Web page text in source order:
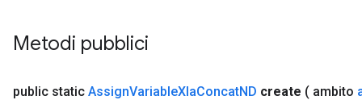
Metodi pubblici
public static AssignVariableXlaConcatND create ( ambito